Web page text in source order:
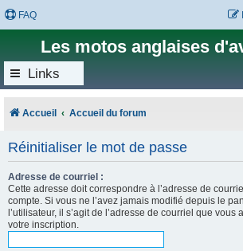
FAQ
Les motos anglaises
Links
Accueil Accueil du forum
Réinitialiser le mot de passe
Adresse de courriel :
Cette adresse doit correspondre à l’adresse de
compte. Si vous ne l’avez jamais modifié depuis le
l’utilisateur, il s’agit de l’adresse de courriel que vous
votre inscription.